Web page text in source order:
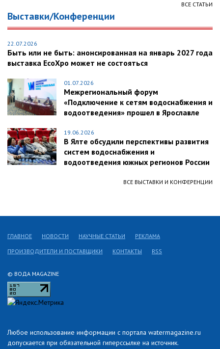
ВСЕ СТАТЬИ
Выставки/Конференции
22.07.2026
Быть или не быть: анонсированная на январь 2027 года
выставка EcoXpo может не состояться
01.07.2026
Межрегиональный форум
«Подключение к сетям водоснабжения и
водоотведения» прошел в Ярославле
19.06.2026
В Ялте обсудили перспективы развития
систем водоснабжения и
водоотведения южных регионов России
ВСЕ ВЫСТАВКИ И КОНФЕРЕНЦИИ
© ВОДА MAGAZINE
Любое использование информации с портала watermagazine.ru
допускается при обязательной гиперссылке на источник.
ГЛАВНОЕ НОВОСТИ НАУЧНЫЕ СТАТЬИ РЕКЛАМА
ПРОИЗВОДИТЕЛИ И ПОСТАВЩИКИ КОНТАКТЫ RSS